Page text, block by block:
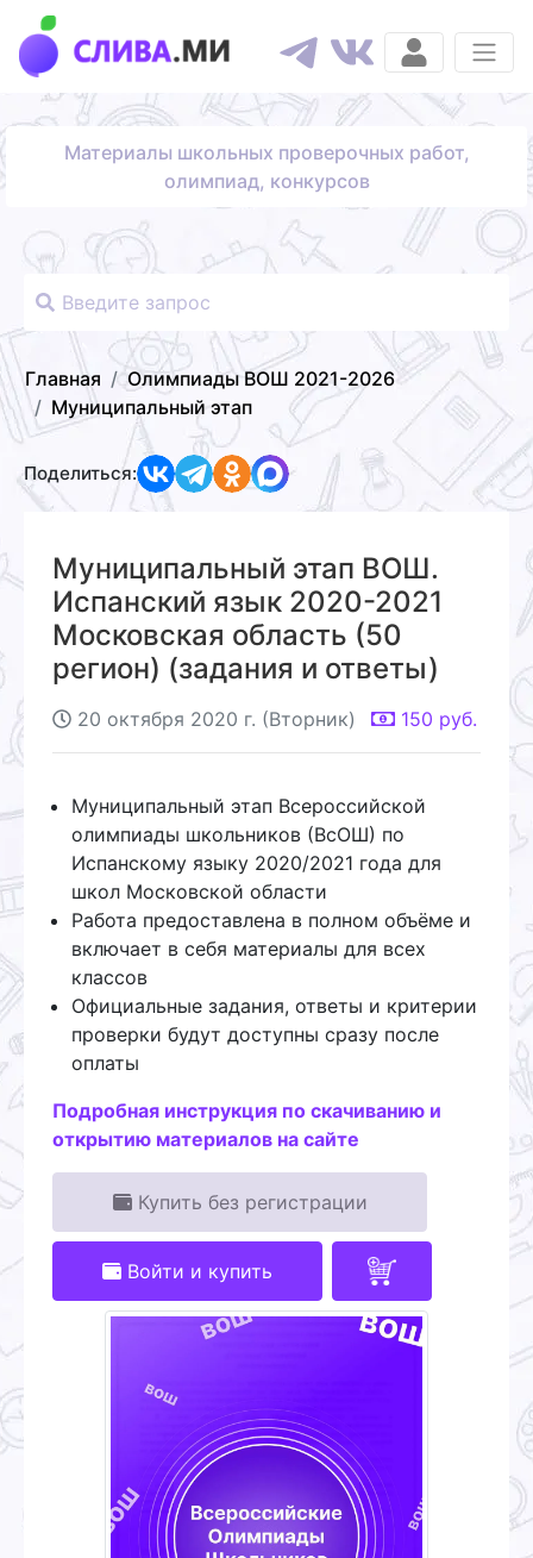
Материалы школьных проверочных работ,
олимпиад, конкурсов
Главная
Олимпиады ВОШ 2021-2026
Муниципальный этап
Поделиться:
Муниципальный этап ВОШ.
Испанский язык 2020-2021
Московская область (50
регион) (задания и ответы)
20 октября 2020 г. (Вторник) 150 руб.
Муниципальный этап Всероссийской
олимпиады школьников (ВсОШ) по
Испанскому языку 2020/2021 года для
школ Московской области
Работа предоставлена в полном объёме и
включает в себя материалы для всех
классов
Официальные задания, ответы и критерии
проверки будут доступны сразу после
оплаты
Подробная инструкция по скачиванию и
открытию материалов на сайте
Купить без регистрации
Войти и купить